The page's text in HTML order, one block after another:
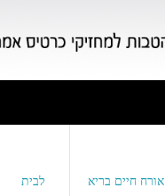
אורח חיים בריא לבית